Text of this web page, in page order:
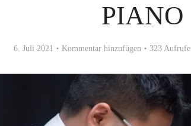
PIANO
6. Juli 2021 Kommentar hinzufügen 323 Aufrufe